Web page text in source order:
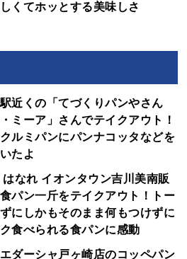
くてホッとする美味しさ
近くの「てづくりパンやさん
ミーア」さんでテイクアウト！
ルミパンにパンナコッタなどを
たよ
はなれ イオンタウン吉川美南販
パン一斤をテイクアウト！トー
にしかもそのまま何もつけずに
食べられる食パンに感動
ダーシャ戸ヶ崎店のコッペパン